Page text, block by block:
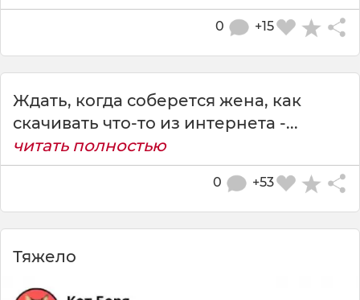
+15
0
Ждать, когда соберется жена, как
скачивать что-то из интернета -...
читать полностью
+53
0
Тяжело